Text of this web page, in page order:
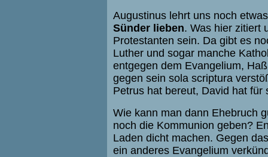
Augustinus lehrt uns noch
Sünder lieben. Was hier zitiert
Protestanten sein. Da gibt es
Luther und sogar manche
entgegen dem Evangelium,
gegen sein sola scriptura
Petrus hat bereut, David hat
Wie kann man dann Ehebruch
noch die Kommunion geben?
Laden dicht machen. Gegen
ein anderes Evangelium